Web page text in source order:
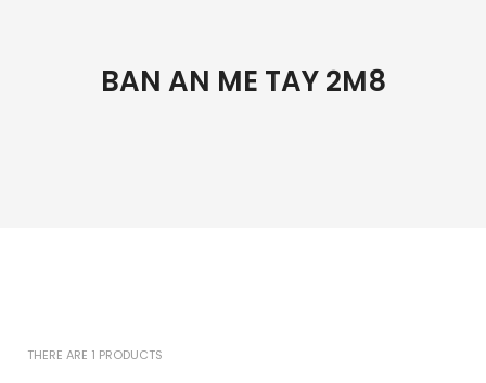
BAN AN ME TAY 2M8
THERE ARE 1 PRODUCTS